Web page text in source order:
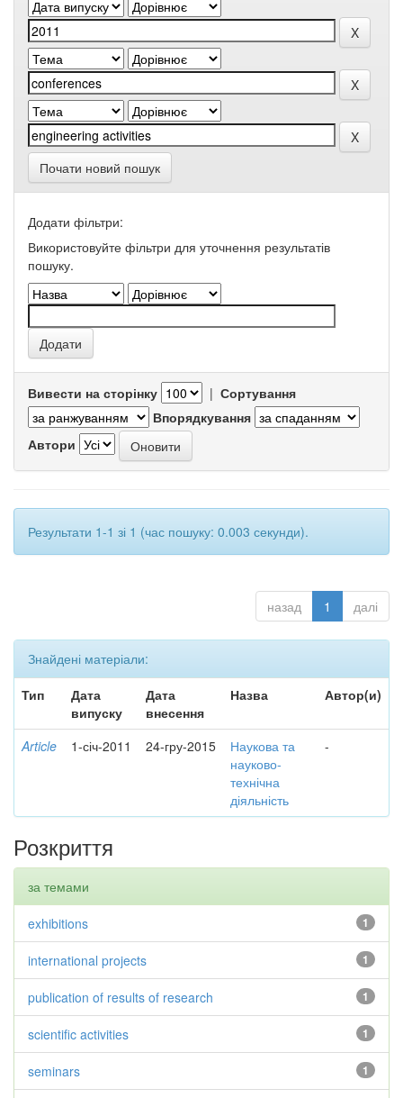
Почати новий пошук
Додати фільтри:
Використовуйте фільтри для уточнення результатів
пошуку.
Вивести на сторінку | Сортування
Впорядкування
Автори
Результати 1-1 зі 1 (час пошуку: 0.003 секунди).
назад 1 далі
Знайдені матеріали:
Тип
Дата
випуску
Дата
внесення
Назва Автор(и)
Article 1-січ-2011 24-гру-2015
Наукова та
науково-
технічна
діяльність
-
Розкриття
за темами
1
exhibitions
1
international projects
1
publication of results of research
1
scientific activities
1
seminars